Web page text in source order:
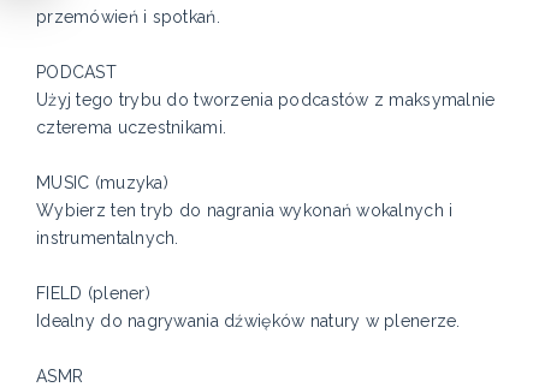
przemówień i spotkań.
PODCAST
Użyj tego trybu do tworzenia podcastów z maksymalnie
czterema uczestnikami.
MUSIC (muzyka)
Wybierz ten tryb do nagrania wykonań wokalnych i
instrumentalnych.
FIELD (plener)
Idealny do nagrywania dźwięków natury w plenerze.
ASMR